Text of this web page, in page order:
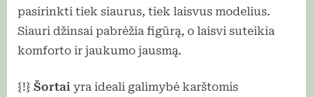
pasirinkti tiek siaurus, tiek laisvus modelius.
Siauri džinsai pabrėžia figūrą, o laisvi suteikia
komforto ir jaukumo jausmą.
{!} Šortai yra ideali galimybė karštomis